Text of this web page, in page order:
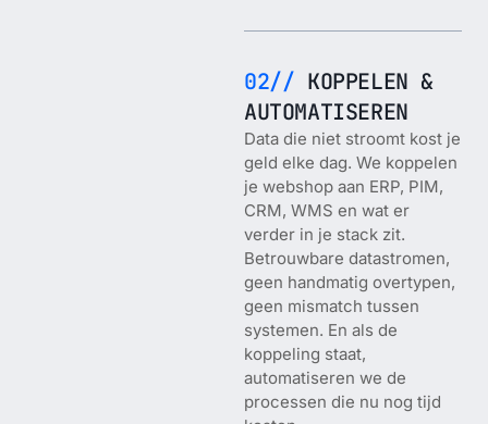
02// KOPPELEN &
AUTOMATISEREN
Data die niet stroomt kost je
geld elke dag. We koppelen
je webshop aan ERP, PIM,
CRM, WMS en wat er
verder in je stack zit.
Betrouwbare datastromen,
geen handmatig overtypen,
geen mismatch tussen
systemen. En als de
koppeling staat,
automatiseren we de
processen die nu nog tijd